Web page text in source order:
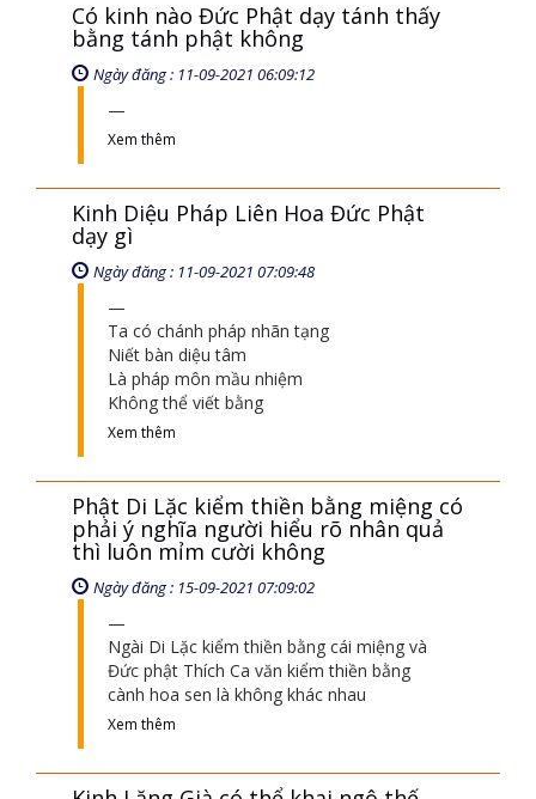
Có kinh nào Đức Phật dạy tánh thấy
bằng tánh phật không
Ngày đăng : 11-09-2021 06:09:12
Xem thêm
Kinh Diệu Pháp Liên Hoa Đức Phật
dạy gì
Ngày đăng : 11-09-2021 07:09:48
Ta có chánh pháp nhãn tạng
Niết bàn diệu tâm
Là pháp môn mầu nhiệm
Không thể viết bằng
Xem thêm
Phật Di Lặc kiểm thiền bằng miệng có
phải ý nghĩa người hiểu rõ nhân quả
thì luôn mỉm cười không
Ngày đăng : 15-09-2021 07:09:02
Ngài Di Lặc kiểm thiền bằng cái miệng và
Đức phật Thích Ca văn kiểm thiền bằng
cành hoa sen là không khác nhau
Xem thêm